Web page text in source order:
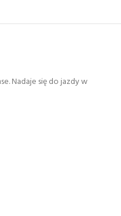
Nadaje się do jazdy w